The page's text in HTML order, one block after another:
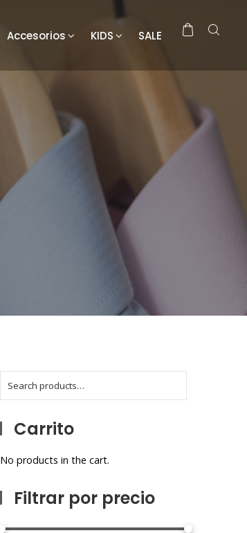
Accesorios KIDS SALE
Carrito
No products in the cart.
Filtrar por precio